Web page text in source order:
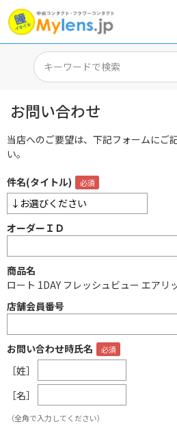
お問い合わせ
当店へのご要望は、下記フォームにご
い。
件名(タイトル)
オーダーＩＤ
商品名
ロート 1DAY フレッシュビュー エアリ
店舗会員番号
お問い合わせ時氏名
［姓］
［名］
（全角で入力してください）